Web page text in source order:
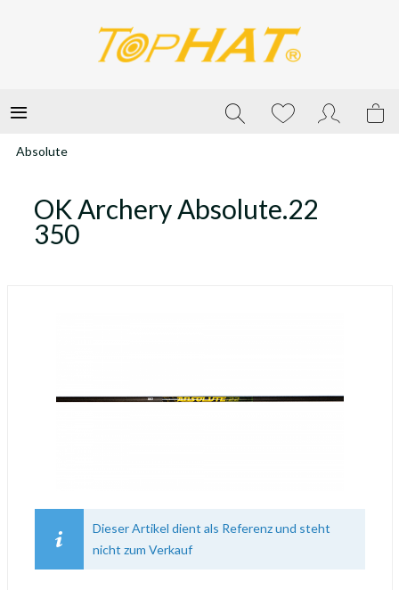
Absolute
OK Archery Absolute.22
350
Dieser Artikel dient als Referenz und steht
nicht zum Verkauf